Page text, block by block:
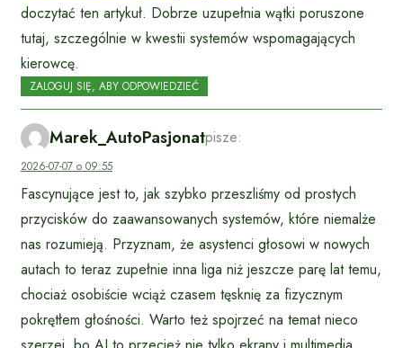
doczytać ten artykuł. Dobrze uzupełnia wątki poruszone
tutaj, szczególnie w kwestii systemów wspomagających
kierowcę.
ZALOGUJ SIĘ, ABY ODPOWIEDZIEĆ
Marek_AutoPasjonatpisze:
2026-07-07 o 09:55
Fascynujące jest to, jak szybko przeszliśmy od prostych
przycisków do zaawansowanych systemów, które niemalże
nas rozumieją. Przyznam, że asystenci głosowi w nowych
autach to teraz zupełnie inna liga niż jeszcze parę lat temu,
chociaż osobiście wciąż czasem tęsknię za fizycznym
pokrętłem głośności. Warto też spojrzeć na temat nieco